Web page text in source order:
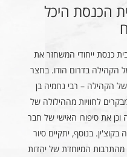
הכנסת היכל
כנסת ייחודי המשחזר את
הקהילה בדרום הודו. בחצר
הקהילה – רבי נחמיה בן
לחוויות מההילולה של
את סיפורו האישי של חבר
בנוסף, יתקיים סיור
המיוחדת של יהדות